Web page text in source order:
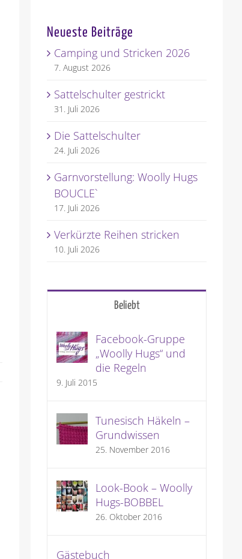
Neueste Beiträge
Camping und Stricken 2026
7. August 2026
Sattelschulter gestrickt
31. Juli 2026
Die Sattelschulter
24. Juli 2026
Garnvorstellung: Woolly Hugs
BOUCLE`
17. Juli 2026
Verkürzte Reihen stricken
10. Juli 2026
Beliebt
Facebook-Gruppe
„Woolly Hugs“ und
die Regeln
9. Juli 2015
Tunesisch Häkeln –
Grundwissen
25. November 2016
Look-Book – Woolly
Hugs-BOBBEL
26. Oktober 2016
Gästebuch